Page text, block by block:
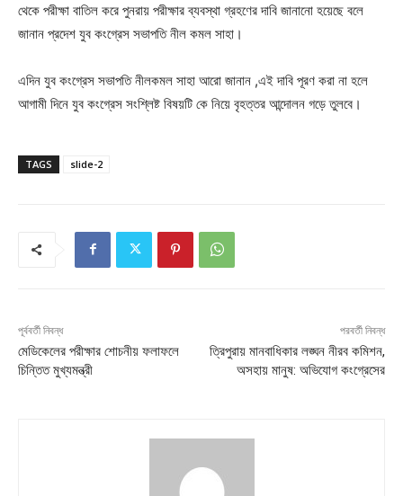
থেকে পরীক্ষা বাতিল করে পুনরায় পরীক্ষার ব্যবস্থা গ্রহণের দাবি জানানো হয়েছে বলে
জানান প্রদেশ যুব কংগ্রেস সভাপতি নীল কমল সাহা।
এদিন যুব কংগ্রেস সভাপতি নীলকমল সাহা আরো জানান ,এই দাবি পূরণ করা না হলে
আগামী দিনে যুব কংগ্রেস সংশ্লিষ্ট বিষয়টি কে নিয়ে বৃহত্তর আন্দোলন গড়ে তুলবে।
TAGS slide-2
পূর্ববর্তী নিবন্ধ
মেডিকেলের পরীক্ষার শোচনীয় ফলাফলে
চিন্তিত মুখ্যমন্ত্রী
পরবর্তী নিবন্ধ
ত্রিপুরায় মানবাধিকার লঙ্ঘন নীরব কমিশন,
অসহায় মানুষ: অভিযোগ কংগ্রেসের